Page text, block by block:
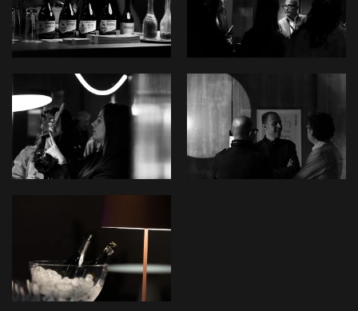
View View
View View
View